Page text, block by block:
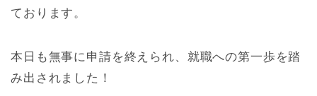
ております。
本日も無事に申請を終えられ、就職への第一歩を踏
み出されました！